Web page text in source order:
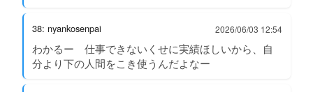
38: nyankosenpai 2026/06/03 12:54
わかるー 仕事できないくせに実績ほしいから、自
分より下の人間をこき使うんだよなー